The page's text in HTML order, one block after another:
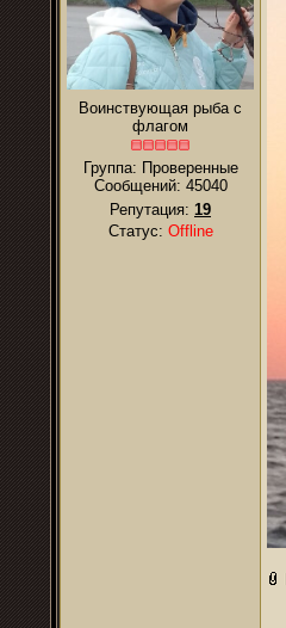
Воинствующая рыба с
флагом
Группа: Проверенные
Сообщений: 45040
Репутация: 19
Статус: Offline